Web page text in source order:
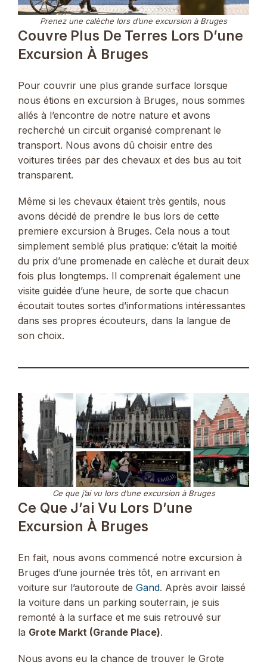
Prenez une calèche lors d’une excursion à Bruges
Couvre Plus De Terres Lors D’une
Excursion À Bruges
Pour couvrir une plus grande surface lorsque
nous étions en excursion à Bruges, nous sommes
allés à l’encontre de notre nature et avons
recherché un circuit organisé comprenant le
transport. Nous avons dû choisir entre des
voitures tirées par des chevaux et des bus au toit
transparent.
Même si les chevaux étaient très gentils, nous
avons décidé de prendre le bus lors de cette
premiere excursion à Bruges. Cela nous a tout
simplement semblé plus pratique: c’était la moitié
du prix d’une promenade en calèche et durait deux
fois plus longtemps. Il comprenait également une
visite guidée d’une heure, de sorte que chacun
écoutait toutes sortes d’informations intéressantes
dans ses propres écouteurs, dans la langue de
son choix.
Ce que j’ai vu lors d’une excursion à Bruges
Ce Que J’ai Vu Lors D’une
Excursion À Bruges
En fait, nous avons commencé notre excursion à
Bruges d’une journée très tôt, en arrivant en
voiture sur l’autoroute de Gand. Après avoir laissé
la voiture dans un parking souterrain, je suis
remonté à la surface et me suis retrouvé sur
la Grote Markt (Grande Place).
Nous avons eu la chance de trouver le Grote